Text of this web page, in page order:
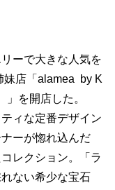
ーで大きな人気を
妹店「alamea by K
を開店した。
ィな定番デザイン
ーが惚れ込んだ
レクション。「ラ
ない希少な宝石